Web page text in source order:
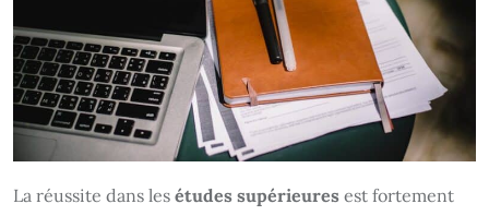
La réussite dans les études supérieures est fortement